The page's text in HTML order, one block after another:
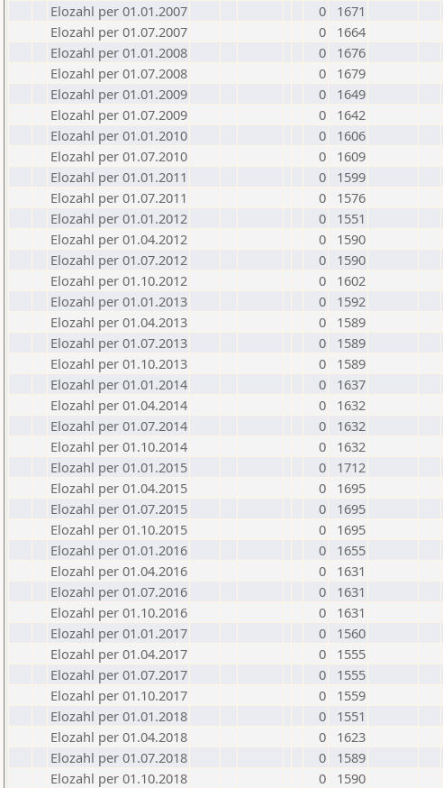
Elozahl per 01.01.2007
0
1671
Elozahl per 01.07.2007
0
1664
Elozahl per 01.01.2008
0
1676
Elozahl per 01.07.2008
0
1679
Elozahl per 01.01.2009
0
1649
Elozahl per 01.07.2009
0
1642
Elozahl per 01.01.2010
0
1606
Elozahl per 01.07.2010
0
1609
Elozahl per 01.01.2011
0
1599
Elozahl per 01.07.2011
0
1576
Elozahl per 01.01.2012
0
1551
Elozahl per 01.04.2012
0
1590
Elozahl per 01.07.2012
0
1590
Elozahl per 01.10.2012
0
1602
Elozahl per 01.01.2013
0
1592
Elozahl per 01.04.2013
0
1589
Elozahl per 01.07.2013
0
1589
Elozahl per 01.10.2013
0
1589
Elozahl per 01.01.2014
0
1637
Elozahl per 01.04.2014
0
1632
Elozahl per 01.07.2014
0
1632
Elozahl per 01.10.2014
0
1632
Elozahl per 01.01.2015
0
1712
Elozahl per 01.04.2015
0
1695
Elozahl per 01.07.2015
0
1695
Elozahl per 01.10.2015
0
1695
Elozahl per 01.01.2016
0
1655
Elozahl per 01.04.2016
0
1631
Elozahl per 01.07.2016
0
1631
Elozahl per 01.10.2016
0
1631
Elozahl per 01.01.2017
0
1560
Elozahl per 01.04.2017
0
1555
Elozahl per 01.07.2017
0
1555
Elozahl per 01.10.2017
0
1559
Elozahl per 01.01.2018
0
1551
Elozahl per 01.04.2018
0
1623
Elozahl per 01.07.2018
0
1589
Elozahl per 01.10.2018
0
1590